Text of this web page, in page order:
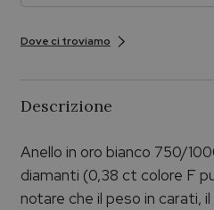
Dove ci troviamo
Descrizione
Anello in oro bianco 750/
diamanti (0,38 ct colore F
notare che il peso in carati,